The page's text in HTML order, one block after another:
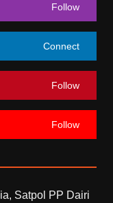
Follow
Connect
Follow
Follow
Satpol PP Dairi